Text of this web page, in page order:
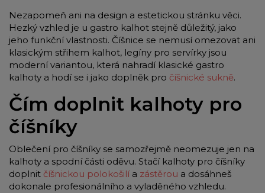
Nezapomeň ani na design a estetickou stránku věci.
Hezký vzhled je u gastro kalhot stejně důležitý, jako
jeho funkční vlastnosti. Číšnice se nemusí omezovat ani
klasickým střihem kalhot, legíny pro servírky jsou
moderní variantou, která nahradí klasické gastro
kalhoty a hodí se i jako doplněk pro číšnické sukně.
Čím doplnit kalhoty pro
číšníky
Oblečení pro číšníky se samozřejmě neomezuje jen na
kalhoty a spodní části oděvu. Stačí kalhoty pro číšníky
doplnit číšnickou polokošilía zástěrou a dosáhneš
dokonale profesionálního a vyladěného vzhledu.